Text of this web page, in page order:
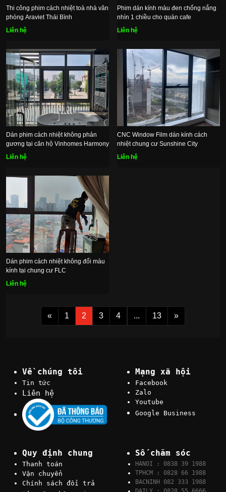
Thi công phim cách nhiệt toà nhà văn
phòng Araviet Thái Bình
Liên hệ
Phim dán kính màu đen chống nắng
nhìn 1 chiều cho quán cafe
Liên hệ
Dán phim cách nhiệt không phản
gương tại căn hộ Vinhomes Harmony
Liên hệ
CNC Window Film dán kính cách
nhiệt chung cư Sunshine City
Liên hệ
Dán phim cách nhiệt không đổi màu
kính tại chung cư FLC
Liên hệ
« 1 2 3 4 ... 13 »
Về chúng tôi
Tin tức
Liên hệ
Mạng xã hội
Facebook
Zalo
Youtube
Google Business
Quy định chung
Thanh toán
Vận chuyển
Chính sách đổi trả
Số chăm sóc
HANOI : 0838 39 1988
TPHCM : 0828 66 1988
BACNINH 082 333 1988